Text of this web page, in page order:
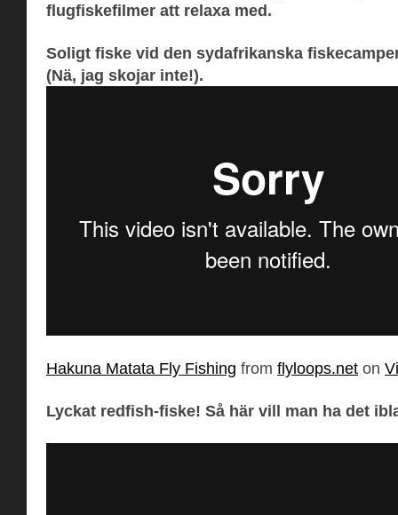
flugfiskefilmer att relaxa med.
Soligt fiske vid den sydafrikanska
(Nä, jag skojar inte!).
Hakuna Matata Fly Fishing from flyloops.net on
Lyckat redfish-fiske! Så här vill man ha det